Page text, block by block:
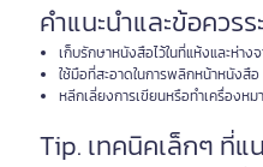
คำแนะนำและข้อควรร
เก็บรักษาหนังสือไว้ในที่แห้งและห่าง
ใช้มือที่สะอาดในการพลิกหน้าหนังสือ
หลีกเลี่ยงการเขียนหรือทำเครื่องหม
Tip. เทคนิคเล็กๆ ที่แ